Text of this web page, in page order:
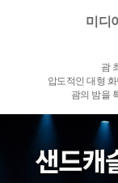
미디
괌
압도적인 대형
괌의 밤을